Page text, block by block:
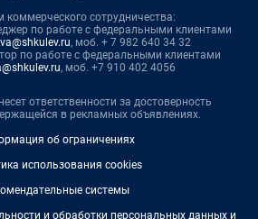
коммерческого сотрудничества:
по работе с федеральными клиентами
, моб. + 7 982 640 34 32
по работе с федеральными клиентами
, моб. +7 910 402 4056
ответственности за достоверность
в рекламных объявлениях.
об ограничениях
использования cookies
системы
и обработки персональных данных и